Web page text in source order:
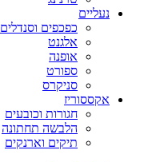
נעליים
כפכפים וסנדלים
אלגנט
אופנה
ספורט
סניקרס
אקססוריז
חגורות וכובעים
הלבשה תחתונה
תיקים וארנקים